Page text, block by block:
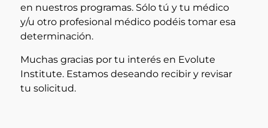
en nuestros programas. Sólo tú y tu médico
y/u otro profesional médico podéis tomar esa
determinación.
Muchas gracias por tu interés en Evolute
Institute. Estamos deseando recibir y revisar
tu solicitud.